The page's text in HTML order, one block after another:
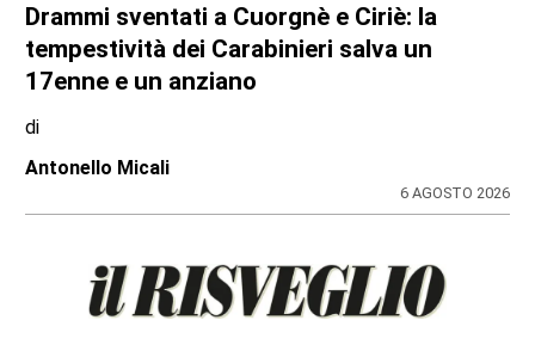
Drammi sventati a Cuorgnè e Ciriè: la
tempestività dei Carabinieri salva un
17enne e un anziano
di
Antonello Micali
6 AGOSTO 2026